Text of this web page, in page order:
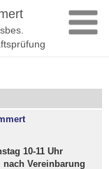
10-11 Uhr
nach Vereinbarung